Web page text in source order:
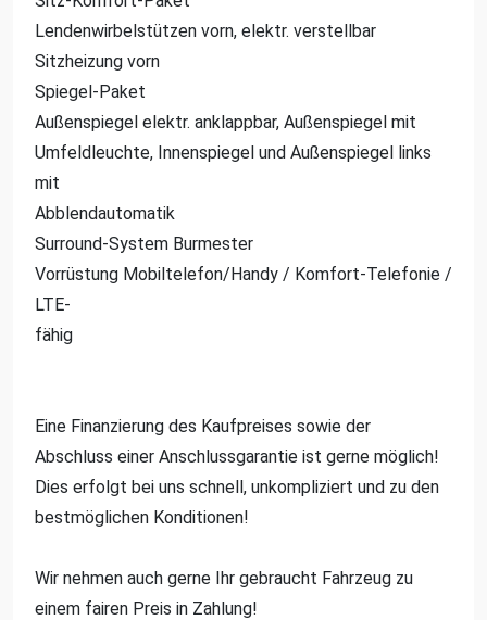
Lendenwirbelstützen vorn, elektr. verstellbar
Sitzheizung vorn
Spiegel-Paket
Außenspiegel elektr. anklappbar, Außenspiegel mit
Umfeldleuchte, Innenspiegel und Außenspiegel links
mit
Abblendautomatik
Surround-System Burmester
Vorrüstung Mobiltelefon/Handy / Komfort-Telefonie /
LTE-
fähig
Eine Finanzierung des Kaufpreises sowie der
Abschluss einer Anschlussgarantie ist gerne möglich!
Dies erfolgt bei uns schnell, unkompliziert und zu den
bestmöglichen Konditionen!
Wir nehmen auch gerne Ihr gebraucht Fahrzeug zu
einem fairen Preis in Zahlung!